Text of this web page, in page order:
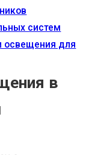
систем
освещения для
в